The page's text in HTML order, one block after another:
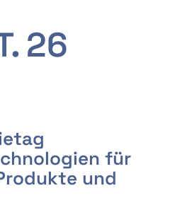
26
für
und